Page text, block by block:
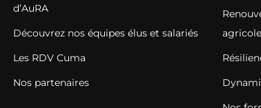
d’AuRA
Découvrez nos équipes élus et salariés
Les RDV Cuma
Nos partenaires